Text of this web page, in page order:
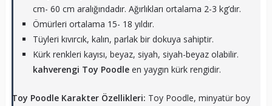
cm- 60 cm aralığındadır. Ağırlıkları ortalama 2-3 kg’dır.
Ömürleri ortalama 15- 18 yıldır.
Tüyleri kıvırcık, kalın, parlak bir dokuya sahiptir.
Kürk renkleri kayısı, beyaz, siyah, siyah-beyaz olabilir.
kahverengi Toy Poodle en yaygın kürk rengidir.
Toy Poodle Karakter Özellikleri: Toy Poodle, minyatür boy